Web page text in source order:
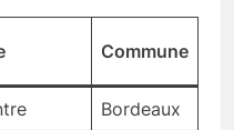
Commune
Bordeaux